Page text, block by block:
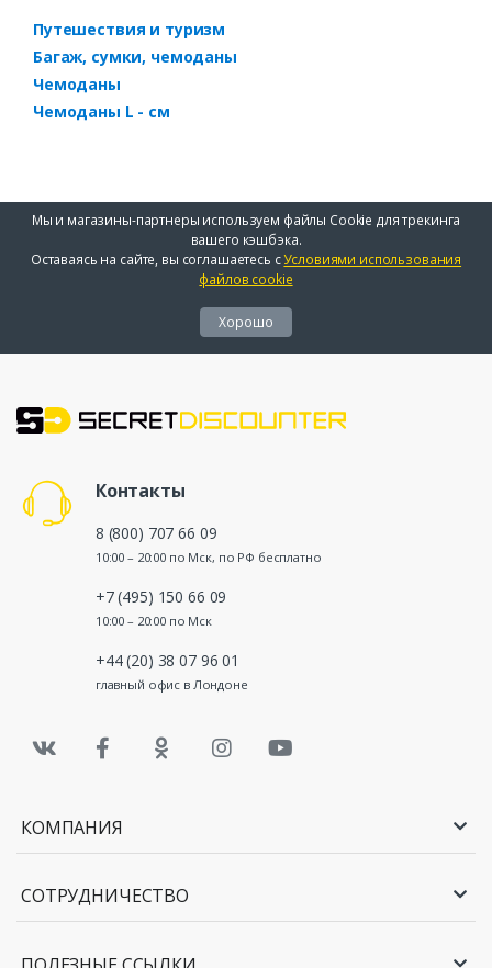
Путешествия и туризм
Багаж, сумки, чемоданы
Чемоданы
Чемоданы L - см
Мы и магазины-партнеры используем файлы Cookie для трекинга
вашего кэшбэка.
Оставаясь на сайте, вы соглашаетесь сУсловиями использования
файлов cookie
Хорошо
Контакты
8 (800) 707 66 09
10:00 – 20:00 по Мск, по РФ бесплатно
+7 (495) 150 66 09
10:00 – 20:00 по Мск
+44 (20) 38 07 96 01
главный офис в Лондоне
КОМПАНИЯ
СОТРУДНИЧЕСТВО